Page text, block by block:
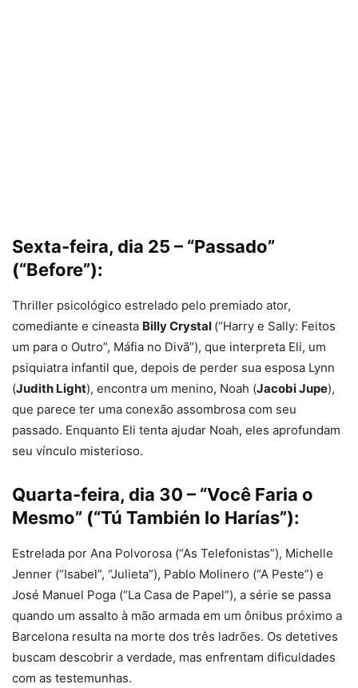
Sexta-feira, dia 25 – “Passado”
(“Before”):
Thriller psicológico estrelado pelo premiado ator,
comediante e cineasta Billy Crystal (“Harry e Sally: Feitos
um para o Outro”, Máfia no Divã”), que interpreta Eli, um
psiquiatra infantil que, depois de perder sua esposa Lynn
(Judith Light), encontra um menino, Noah (Jacobi Jupe),
que parece ter uma conexão assombrosa com seu
passado. Enquanto Eli tenta ajudar Noah, eles aprofundam
seu vínculo misterioso.
Quarta-feira, dia 30 – “Você Faria o
Mesmo” (“Tú También lo Harías”):
Estrelada por Ana Polvorosa (“As Telefonistas”), Michelle
Jenner (“Isabel”, “Julieta”), Pablo Molinero (“A Peste”) e
José Manuel Poga (“La Casa de Papel”), a série se passa
quando um assalto à mão armada em um ônibus próximo a
Barcelona resulta na morte dos três ladrões. Os detetives
buscam descobrir a verdade, mas enfrentam dificuldades
com as testemunhas.